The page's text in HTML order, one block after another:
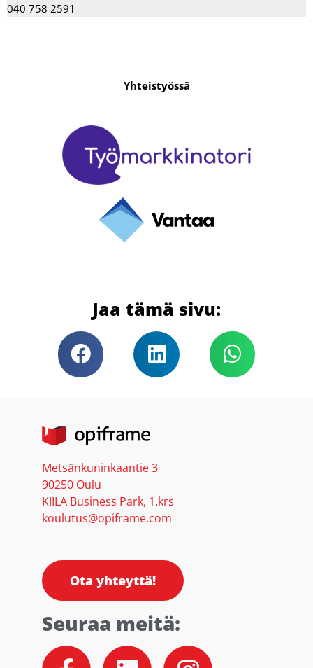
040 758 2591
Yhteistyössä
Jaa tämä sivu:
Metsänkuninkaantie 3
90250 Oulu
KIILA Business Park, 1.krs
koulutus@opiframe.com
Ota yhteyttä!
Seuraa meitä:
F L I